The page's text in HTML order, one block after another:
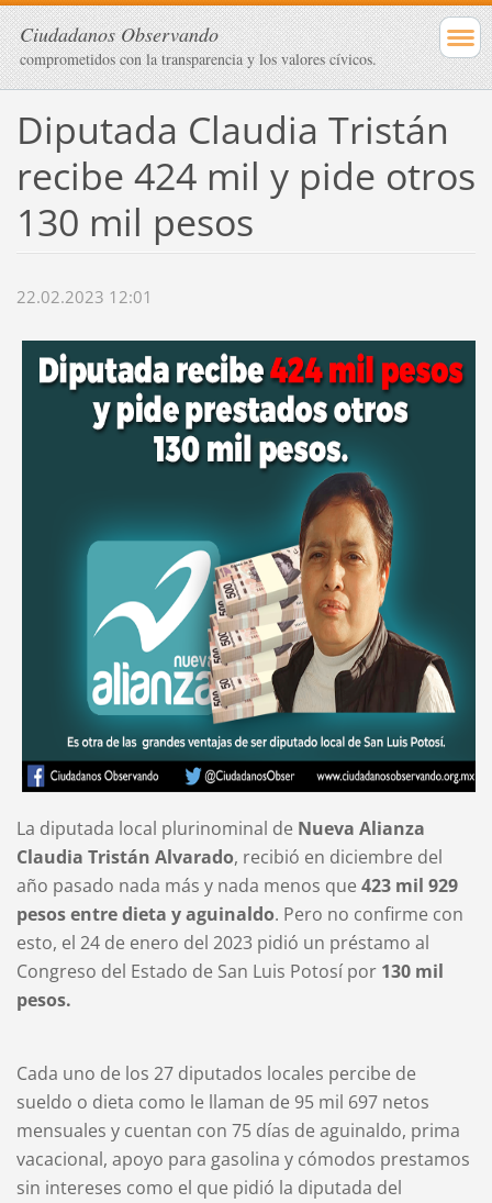
Ciudadanos Observando
comprometidos con la transparencia y los valores cívicos.
Diputada Claudia Tristán
recibe 424 mil y pide otros
130 mil pesos
22.02.2023 12:01
La diputada local plurinominal de Nueva Alianza
Claudia Tristán Alvarado, recibió en diciembre del
año pasado nada más y nada menos que 423 mil 929
pesos entre dieta y aguinaldo. Pero no confirme con
esto, el 24 de enero del 2023 pidió un préstamo al
Congreso del Estado de San Luis Potosí por 130 mil
pesos.
Cada uno de los 27 diputados locales percibe de
sueldo o dieta como le llaman de 95 mil 697 netos
mensuales y cuentan con 75 días de aguinaldo, prima
vacacional, apoyo para gasolina y cómodos prestamos
sin intereses como el que pidió la diputada del